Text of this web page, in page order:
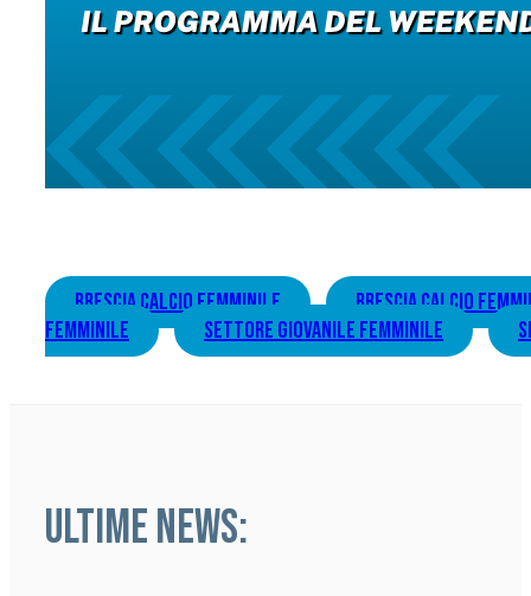
brescia calcio femminile
brescia calcio
femminile
settore giovanile femminile
ULTIME NEWS: